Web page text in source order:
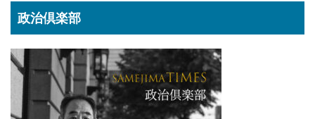
政治倶楽部